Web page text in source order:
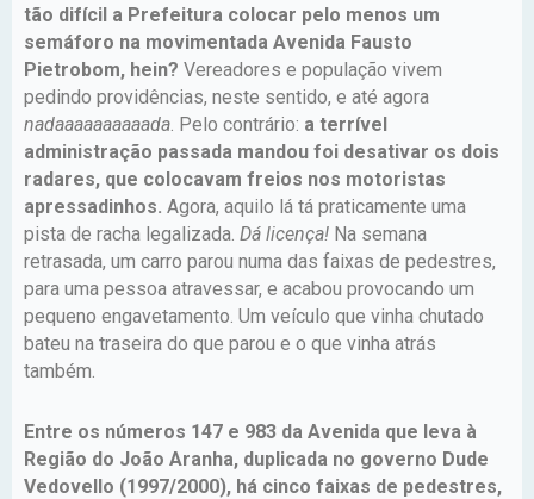
tão difícil a Prefeitura colocar pelo menos um
semáforo na movimentada Avenida Fausto
Pietrobom, hein? Vereadores e população vivem
pedindo providências, neste sentido, e até agora
nadaaaaaaaaaada. Pelo contrário: a terrível
administração passada mandou foi desativar os dois
radares, que colocavam freios nos motoristas
apressadinhos. Agora, aquilo lá tá praticamente uma
pista de racha legalizada. Dá licença! Na semana
retrasada, um carro parou numa das faixas de pedestres,
para uma pessoa atravessar, e acabou provocando um
pequeno engavetamento. Um veículo que vinha chutado
bateu na traseira do que parou e o que vinha atrás
também.
Entre os números 147 e 983 da Avenida que leva à
Região do João Aranha, duplicada no governo Dude
Vedovello (1997/2000), há cinco faixas de pedestres,